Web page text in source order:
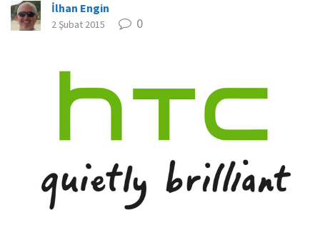
İlhan Engin
2 Şubat 2015 0